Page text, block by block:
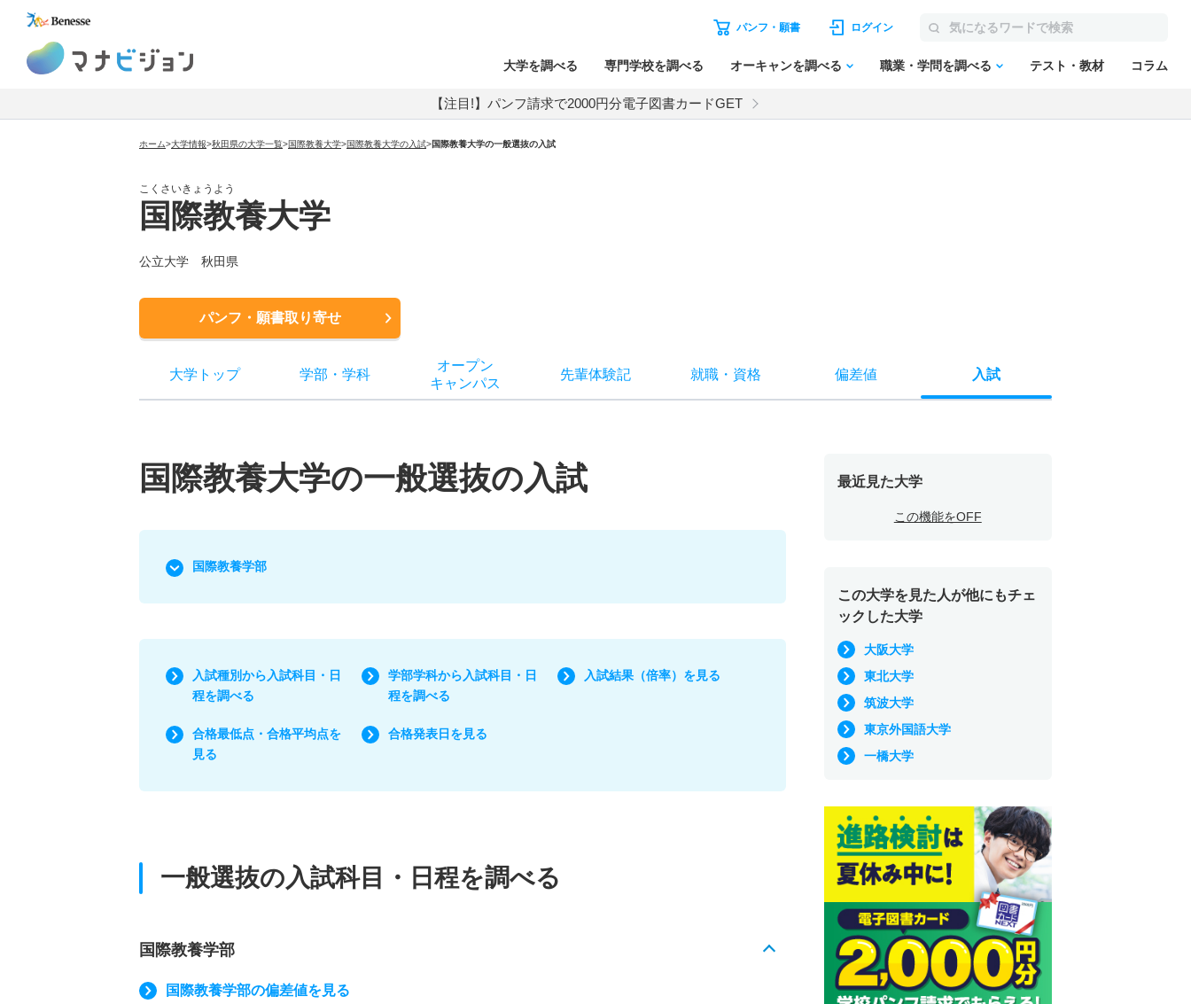
パンフ・願書 ログイン
大学を調べる 専門学校を調べる オーキャンを調べる 職業・学問を調べる テスト・教材 コラム
【注目!】パンフ請求で2000円分電子図書カードGET
ホーム>大学情報>秋田県の大学一覧>国際教養大学>国際教養大学の入試>国際教養大学の一般選抜の入試
こくさいきょうよう
国際教養大学
公立大学 秋田県
パンフ・願書取り寄せ
大学トップ 学部 ・ 学科
オープン
キャンパス
先輩体験記 就職・ 資格 偏差値 入試
国際教養大学の一般選抜の入試
国際教養学部
入試種別から入試科目・日
程を調べる
学部学科から入試科目・日
程を調べる
入試結果（倍率）を見る
合格最低点・合格平均点を
見る
合格発表日を見る
一般選抜の入試科目・日程を調べる
国際教養学部
国際教養学部の偏差値を見る
最近見た大学
この機能をOFF
この大学を見た人が他にもチェ
ックした大学
大阪大学
東北大学
筑波大学
東京外国語大学
一橋大学